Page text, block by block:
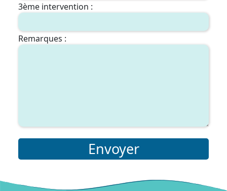
3ème intervention :
Remarques :
Envoyer